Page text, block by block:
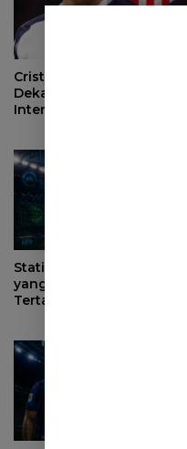
Cristian Romero Makin
Dekat ke Atletico Madrid,
Inter Milan Mundur dari
Statistik Moussa Diaby
yang Membuat Inter Milan
Tertarik Merekrutnya